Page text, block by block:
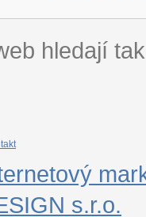
hledají
s.r.o.